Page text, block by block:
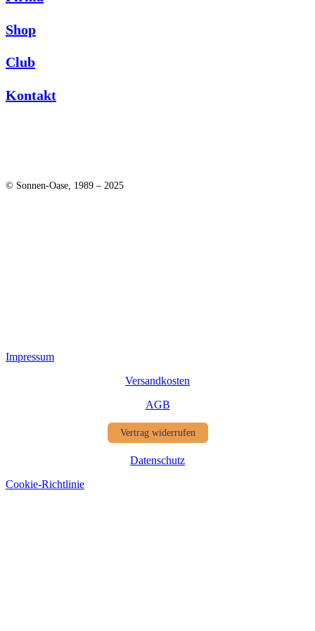
Shop
Club
Kontakt
© Sonnen-Oase, 1989 – 2025
Impressum
Versandkosten
AGB
Vertrag widerrufen
Datenschutz
Cookie-Richtlinie